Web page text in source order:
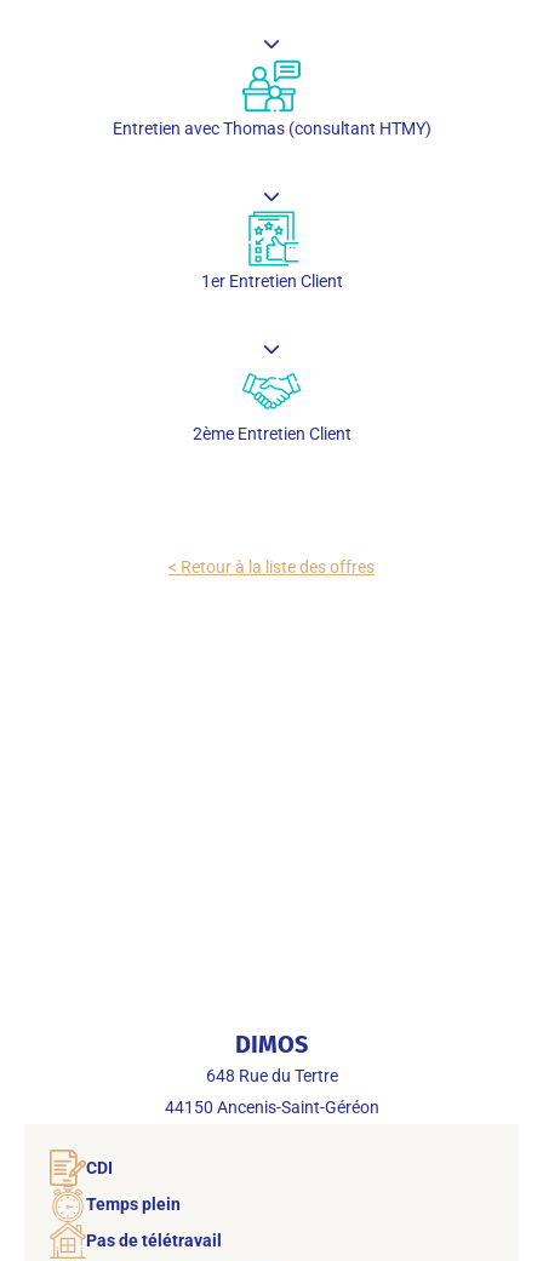
Entretien avec Thomas (consultant HTMY)
1er Entretien Client
2ème Entretien Client
< Retour à la liste des offres
DIMOS
648 Rue du Tertre
44150 Ancenis-Saint-Géréon
CDI
Temps plein
Pas de télétravail